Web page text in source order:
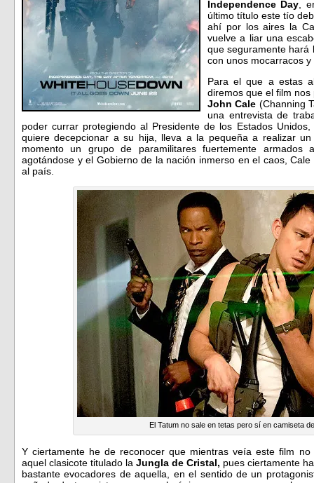
Independence Day ,
último título este tío
ahí por los aires la
vuelve a liar una
que seguramente hará
con unos mocarracos
Para el que a estas
diremos que el film
John Cale (Channing
una entrevista de
poder currar protegiendo al Presidente de los Estados Unidos,
quiere decepcionar a su hija, lleva a la pequeña a realizar
momento un grupo de paramilitares fuertemente
agotándose y el Gobierno de la nación inmerso en el caos,
al país.
El Tatum no sale en tetas pero sí en camiseta
Y ciertamente he de reconocer que mientras veía este film
aquel clasicote titulado la Jungla de Cristal, pues ciertamente
bastante evocadores de aquella, en el sentido de un